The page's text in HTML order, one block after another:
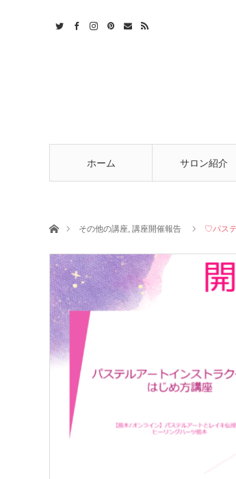
ホーム サロン紹介
ホームその他の講座, 講座開催報告 ♡パス